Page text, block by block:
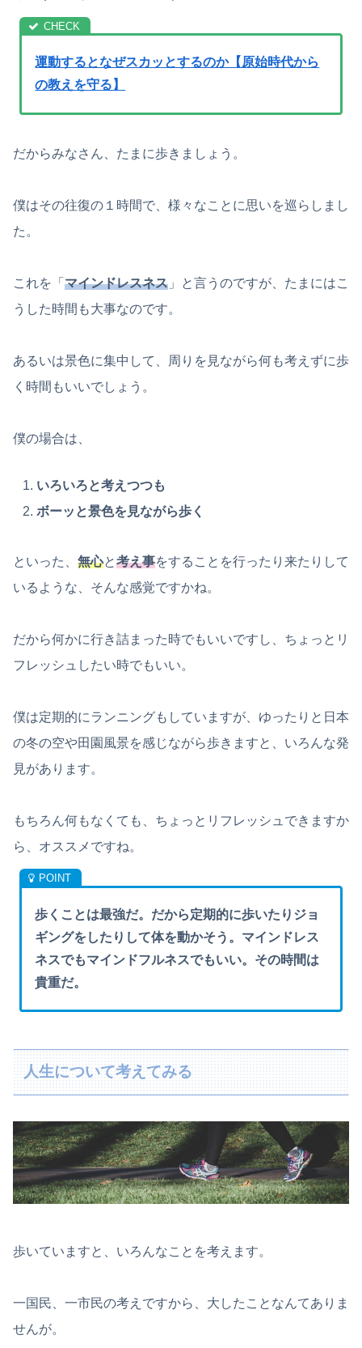
運動するとなぜスカッとするのか【原始時代から
の教えを守る】
だからみなさん、たまに歩きましょう。
僕はその往復の１時間で、様々なことに思いを巡らしまし
た。
これを「 マインドレスネス 」と言うのですが、たまにはこ
うした時間も大事なのです。
あるいは景色に集中して、周りを見ながら何も考えずに歩
く時間もいいでしょう。
僕の場合は、
いろいろと考えつつも
ボーッと景色を見ながら歩く
といった、 無心と考え事をすることを行ったり来たりして
いるような、そんな感覚ですかね。
だから何かに行き詰まった時でもいいですし、ちょっとリ
フレッシュしたい時でもいい。
僕は定期的にランニングもしていますが、ゆったりと日本
の冬の空や田園風景を感じながら歩きますと、いろんな発
見があります。
もちろん何もなくても、ちょっとリフレッシュできますか
ら、オススメですね。
歩くことは最強だ。だから定期的に歩いたりジョ
ギングをしたりして体を動かそう。マインドレス
ネスでもマインドフルネスでもいい。その時間は
貴重だ。
人生について考えてみる
歩いていますと、いろんなことを考えます。
一国民、一市民の考えですから、大したことなんてありま
せんが。